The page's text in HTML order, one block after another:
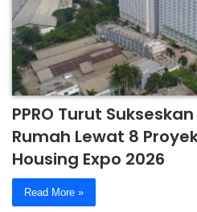
PPRO Turut
Rumah Lewat 8
Housing Expo 2026
Read More »